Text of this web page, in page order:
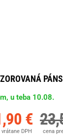
u teba 10.08.
€
vrátane DPH cena